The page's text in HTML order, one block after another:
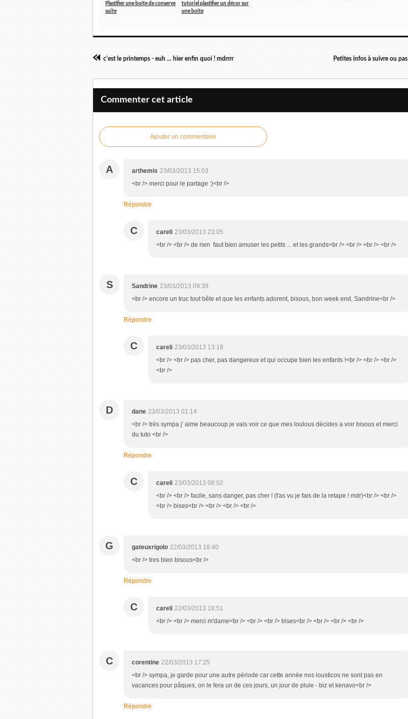
Plastifier une boîte de conserve
suite
tutoriel plastifier un décor sur
une boîte
c'est le printemps - euh ... hier enfin quoi ! mdrrrr Petites infos à suivre ou pas
Commenter cet article
Ajouter un commentaire
A arthemis 23/03/2013 15:03
<br /> merci pour le partage :)<br />
Répondre
C careli 23/03/2013 23:05
<br /> <br /> de rien faut bien amuser les petits ... et les grands<br /> <br /> <br /> <br />
S Sandrine 23/03/2013 09:39
<br /> encore un truc tout bête et que les enfants adorent, bisous, bon week end, Sandrine<br />
Répondre
C careli 23/03/2013 13:18
<br /> <br /> pas cher, pas dangereux et qui occupe bien les enfants !<br /> <br /> <br />
<br />
D dane 23/03/2013 01:14
<br /> très sympa j' aime beaucoup je vais voir ce que mes loulous décides a voir bisous et merci
du tuto <br />
Répondre
C careli 23/03/2013 08:02
<br /> <br /> facile, sans danger, pas cher ! (t'as vu je fais de la retape ! mdr)<br /> <br />
<br /> bises<br /> <br /> <br /> <br />
G gateuxrigolo 22/03/2013 18:40
<br /> tres bien bisous<br />
Répondre
C careli 22/03/2013 18:51
<br /> <br /> merci m'dame<br /> <br /> <br /> bises<br /> <br /> <br /> <br />
C corentine 22/03/2013 17:25
<br /> sympa, je garde pour une autre période car cette année nos lousticos ne sont pas en
vacances pour pâques, on le fera un de ces jours, un jour de pluie - biz et kenavo<br />
Répondre